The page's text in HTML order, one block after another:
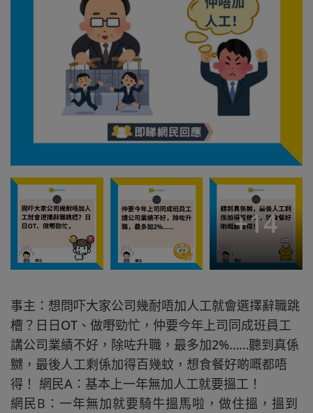
+14
事主：想問吓大家公司幾耐唔加人工就會選擇辭職跳
槽？日日OT、做嘢勁忙，仲要今年上司同成班員工
講公司業績不好，除咗升職，最多加2%……聽到真係
嬲，最後人工剩係加得百幾蚊，想食餐好啲嘅都唔
得！ 網民A：基本上一年無加人工就要搵工！
網民B：一年無加就要騎牛搵馬啦，做住搵，搵到